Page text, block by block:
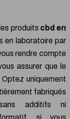
produits cbd en
en laboratoire par
rendre compte
assurer que le
uniquement
fabriqués
additifs ni